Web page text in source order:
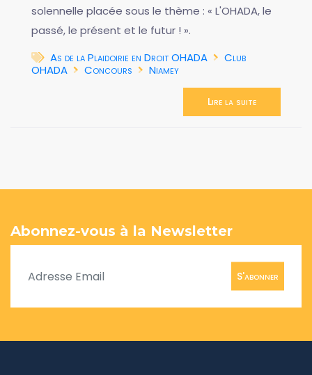
solennelle placée sous le thème : « L'OHADA, le
passé, le présent et le futur ! ».
As de la Plaidoirie en Droit OHADA
Club
OHADA
Concours Niamey
Lire la suite
Abonnez-vous à la Newsletter
S'abonner